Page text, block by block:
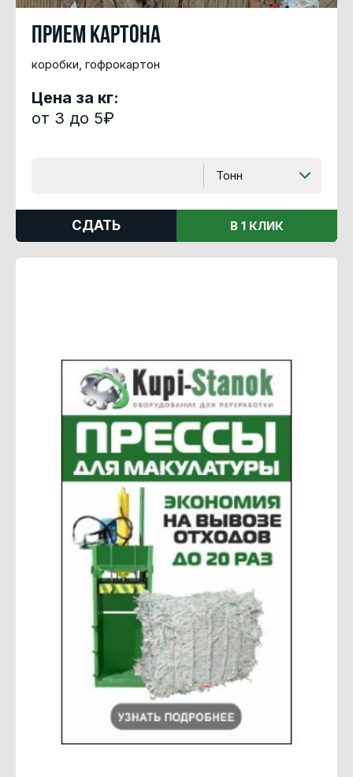
Прием картона
коробки, гофрокартон
Цена за кг:
от 3 до 5₽
Тонн
СДАТЬ В 1 КЛИК